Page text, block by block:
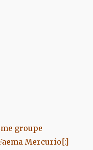
groupe
Mercurio[:]